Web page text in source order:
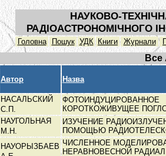
НАУКОВО-
РАДІОАСТРОНОМІЧНОГО
Головна Пошук УДК Книги Журнали
Все
Автор Назва
НАСАЛЬСКИЙ
С.П.
ФОТОИНДУЦИРОВАННОЕ
КОРОТКОЖИВУЩЕЕ
НАУГОЛЬНАЯ
М.Н.
ИЗУЧЕНИЕ
ПОМОЩЬЮ
НАУОРЫЗБАЕВ ЧИСЛЕННОЕ
НЕРАВНОВЕСНОЙ